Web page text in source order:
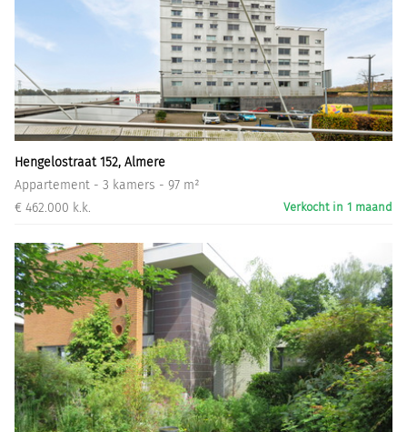
Hengelostraat 152, Almere
Appartement - 3 kamers - 97 m²
€ 462.000 k.k.
Verkocht in 1 maand